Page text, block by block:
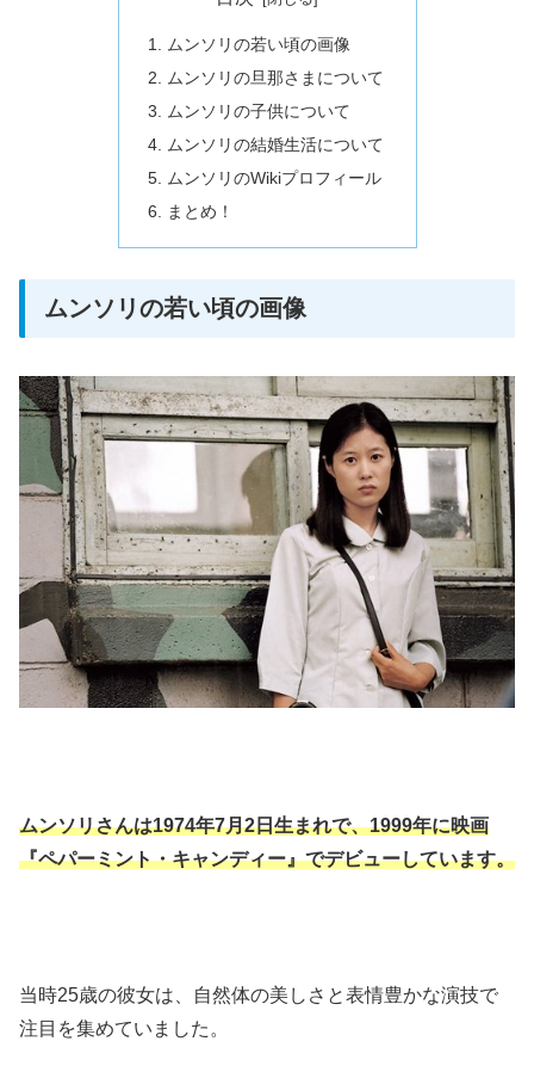
ムンソリの若い頃の画像
ムンソリの旦那さまについて
ムンソリの子供について
ムンソリの結婚生活について
ムンソリのWikiプロフィール
まとめ！
ムンソリの若い頃の画像
ムンソリさんは1974年7月2日生まれで、1999年に映画
『ペパーミント・キャンディー』でデビューしています。​
当時25歳の彼女は、自然体の美しさと表情豊かな演技で
注目を集めていました。